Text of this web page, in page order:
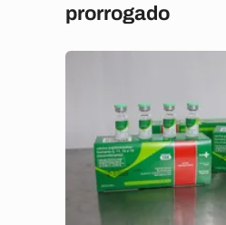
prorrogado